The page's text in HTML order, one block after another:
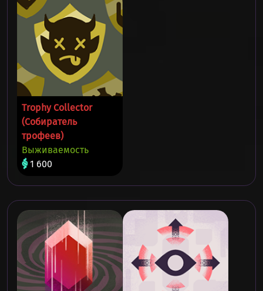
Trophy Collector
(Собиратель
трофеев)
Выживаемость
1 600